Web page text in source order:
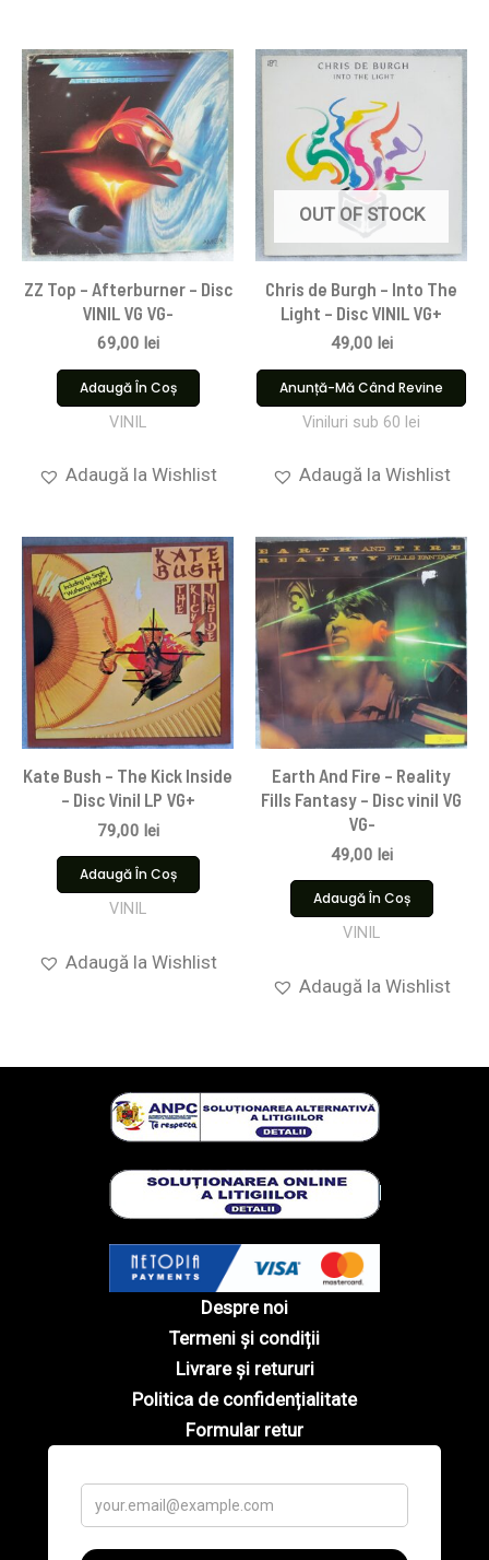
ZZ Top – Afterburner – Disc
VINIL VG VG-
69,00 lei
Adaugă În Coș
VINIL
Adaugă la Wishlist
OUT OF STOCK
Chris de Burgh – Into The
Light – Disc VINIL VG+
49,00 lei
Anunță-Mă Când Revine
Viniluri sub 60 lei
Adaugă la Wishlist
Kate Bush – The Kick Inside
– Disc Vinil LP VG+
79,00 lei
Adaugă În Coș
VINIL
Adaugă la Wishlist
Earth And Fire – Reality
Fills Fantasy – Disc vinil VG
VG-
49,00 lei
Adaugă În Coș
VINIL
Adaugă la Wishlist
Despre noi
Termeni și condiții
Livrare și retururi
Politica de confidențialitate
Formular retur